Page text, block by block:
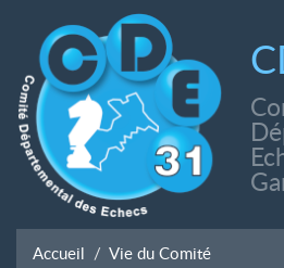
Accueil Vie du Comité